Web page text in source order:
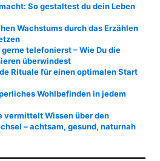
So gestaltest du dein Leben
Wachstums durch das Erzählen
telefonierst – Wie Du die
überwindest
Rituale für einen optimalen Start
Wohlbefinden in jedem
vermittelt Wissen über den
– achtsam, gesund, naturnah